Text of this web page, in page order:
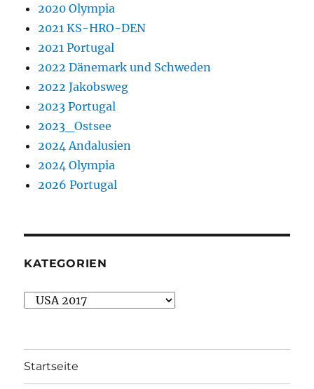
2020 Olympia
2021 KS-HRO-DEN
2021 Portugal
2022 Dänemark und Schweden
2022 Jakobsweg
2023 Portugal
2023_Ostsee
2024 Andalusien
2024 Olympia
2026 Portugal
KATEGORIEN
Kategorien
Startseite